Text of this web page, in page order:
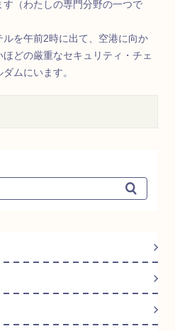
（わたしの専門分野の一つで
を午前2時に出て、空港に向か
どの厳重なセキュリティ・チェ
ムにいます。